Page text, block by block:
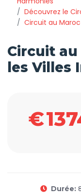
Découvrez le
Circuit au Maroc
Circuit au
les Villes
€
Durée: